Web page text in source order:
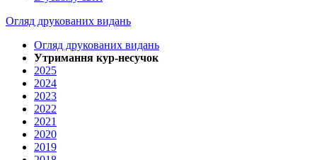
Огляд друкованих видань
Огляд друкованих видань
Утримання кур-несучок
2025
2024
2023
2022
2021
2020
2019